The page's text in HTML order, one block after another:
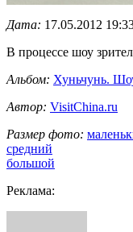
Дата: 17.05.2012
В процессе шоу
Альбом: Хуньчунь.
Автор: VisitChina.ru
Размер фото:
средний
большой
Реклама: